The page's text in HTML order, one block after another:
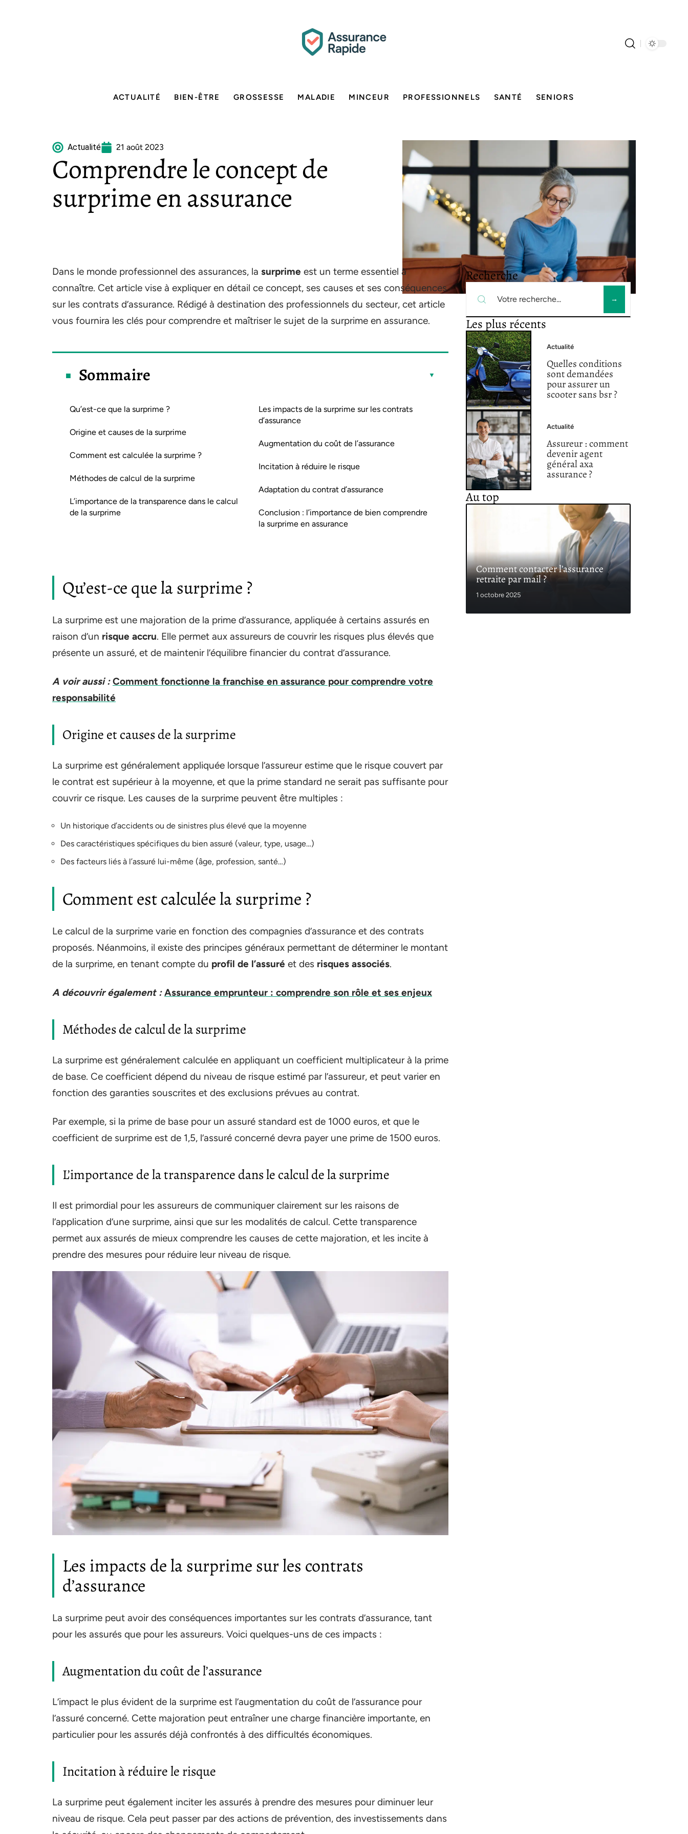
ACTUALITÉ BIEN-ÊTRE GROSSESSE MALADIE MINCEUR PROFESSIONNELS SANTÉ SENIORS
Actualité 21 août 2023
Comprendre le concept de
surprime en assurance
Dans le monde professionnel des assurances, la surprime est un terme essentiel à
connaître. Cet article vise à expliquer en détail ce concept, ses causes et ses conséquences
sur les contrats d’assurance. Rédigé à destination des professionnels du secteur, cet article
vous fournira les clés pour comprendre et maîtriser le sujet de la surprime en assurance.
Sommaire
Qu’est-ce que la surprime ?
Origine et causes de la surprime
Comment est calculée la surprime ?
Méthodes de calcul de la surprime
L’importance de la transparence dans le calcul
de la surprime
Les impacts de la surprime sur les contrats
d’assurance
Augmentation du coût de l’assurance
Incitation à réduire le risque
Adaptation du contrat d’assurance
Conclusion : l’importance de bien comprendre
la surprime en assurance
Qu’est-ce que la surprime ?
La surprime est une majoration de la prime d’assurance, appliquée à certains assurés en
raison d’un risque accru. Elle permet aux assureurs de couvrir les risques plus élevés que
présente un assuré, et de maintenir l’équilibre financier du contrat d’assurance.
A voir aussi : Comment fonctionne la franchise en assurance pour comprendre votre
responsabilité
Origine et causes de la surprime
La surprime est généralement appliquée lorsque l’assureur estime que le risque couvert par
le contrat est supérieur à la moyenne, et que la prime standard ne serait pas suffisante pour
couvrir ce risque. Les causes de la surprime peuvent être multiples :
Un historique d’accidents ou de sinistres plus élevé que la moyenne
Des caractéristiques spécifiques du bien assuré (valeur, type, usage…)
Des facteurs liés à l’assuré lui-même (âge, profession, santé…)
Comment est calculée la surprime ?
Le calcul de la surprime varie en fonction des compagnies d’assurance et des contrats
proposés. Néanmoins, il existe des principes généraux permettant de déterminer le montant
de la surprime, en tenant compte du profil de l’assuré et des risques associés.
A découvrir également : Assurance emprunteur : comprendre son rôle et ses enjeux
Méthodes de calcul de la surprime
La surprime est généralement calculée en appliquant un coefficient multiplicateur à la prime
de base. Ce coefficient dépend du niveau de risque estimé par l’assureur, et peut varier en
fonction des garanties souscrites et des exclusions prévues au contrat.
Par exemple, si la prime de base pour un assuré standard est de 1000 euros, et que le
coefficient de surprime est de 1,5, l’assuré concerné devra payer une prime de 1500 euros.
L’importance de la transparence dans le calcul de la surprime
Il est primordial pour les assureurs de communiquer clairement sur les raisons de
l’application d’une surprime, ainsi que sur les modalités de calcul. Cette transparence
permet aux assurés de mieux comprendre les causes de cette majoration, et les incite à
prendre des mesures pour réduire leur niveau de risque.
Les impacts de la surprime sur les contrats
d’assurance
La surprime peut avoir des conséquences importantes sur les contrats d’assurance, tant
pour les assurés que pour les assureurs. Voici quelques-uns de ces impacts :
Augmentation du coût de l’assurance
L’impact le plus évident de la surprime est l’augmentation du coût de l’assurance pour
l’assuré concerné. Cette majoration peut entraîner une charge financière importante, en
particulier pour les assurés déjà confrontés à des difficultés économiques.
Incitation à réduire le risque
La surprime peut également inciter les assurés à prendre des mesures pour diminuer leur
niveau de risque. Cela peut passer par des actions de prévention, des investissements dans
Recherche
Les plus récents
Actualité
Quelles conditions
sont demandées
pour assurer un
scooter sans bsr ?
Actualité
Assureur : comment
devenir agent
général axa
assurance ?
Au top
Comment contacter l’assurance
retraite par mail ?
1 octobre 2025